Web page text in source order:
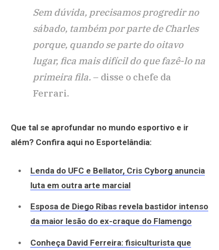
Sem dúvida, precisamos progredir no
sábado, também por parte de Charles
porque, quando se parte do oitavo
lugar, fica mais difícil do que fazê-lo na
primeira fila. – disse o chefe da
Ferrari.
Que tal se aprofundar no mundo esportivo e ir
além? Confira aqui no Esportelândia:
Lenda do UFC e Bellator, Cris Cyborg anuncia
luta em outra arte marcial
Esposa de Diego Ribas revela bastidor intenso
da maior lesão do ex-craque do Flamengo
Conheça David Ferreira: fisiculturista que